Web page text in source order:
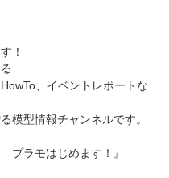
！
、イベントレポートな
模型情報チャンネルです。
プラモはじめます！』